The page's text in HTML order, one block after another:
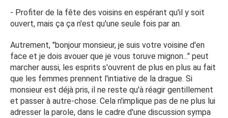
- Profiter de la fête des voisins en espérant qu'il y soit
ouvert, mais ça ça n'est qu'une seule fois par an.
Autrement, "bonjour monsieur, je suis votre voisine d'en
face et je dois avouer que je vous toruve mignon..." peut
marcher aussi, les esprits s'ouvrent de plus en plus au fait
que les femmes prennent l'intiative de la drague. Si
monsieur est déjà pris, il ne reste qu'à réagir gentillement
et passer à autre-chose. Cela n'implique pas de ne plus lui
adresser la parole, dans le cadre d'une discussion sympa